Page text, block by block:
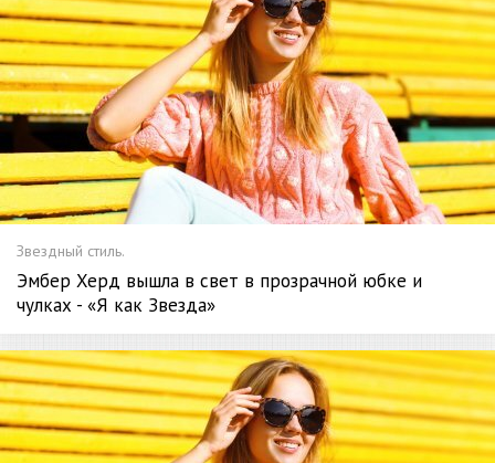
Звездный стиль.
Эмбер Херд вышла в свет в прозрачной юбке и
чулках - «Я как Звезда»